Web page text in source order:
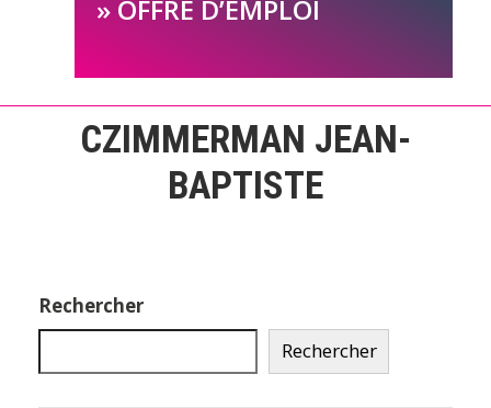
OFFRE D’EMPLOI
CZIMMERMAN JEAN-
BAPTISTE
Rechercher
Rechercher